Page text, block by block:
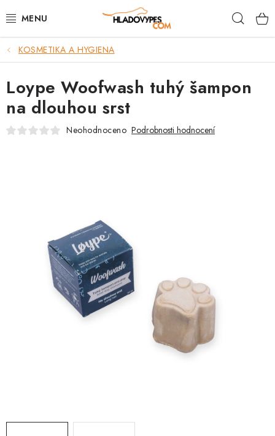
na
POTŘEBY PRO PSY
TAMI PŘEPRAVNÍ BOXY
SPORT SE PSEM
PRODEJNA
Výměna, vrácení a reklamace
KOSMETIKA A HYGIENA
Loype Woofwash tuhý šampon
na dlouhou srst
Neohodnoceno Podrobnosti hodnocení